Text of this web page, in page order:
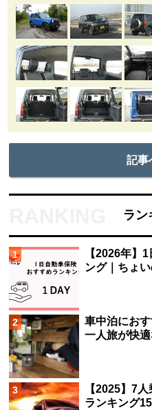
新型ジムニー「XG」通
最小幅：880mm
1
【2026年】
ング｜ちょい